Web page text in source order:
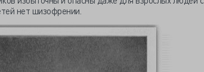
нет шизофрении.